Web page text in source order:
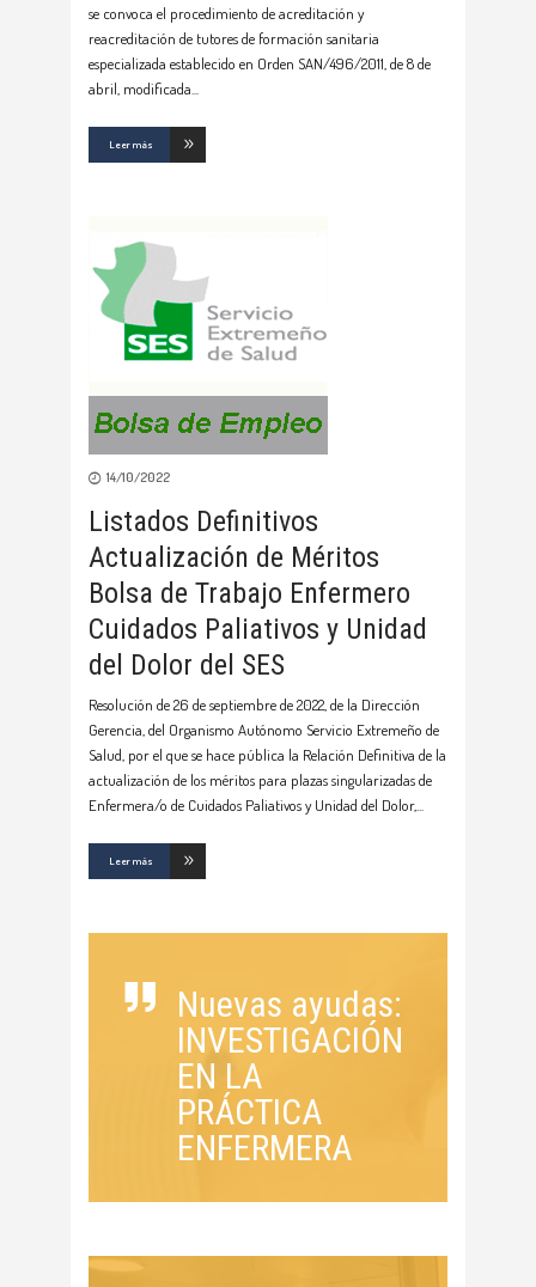
se convoca el procedimiento de acreditación y
reacreditación de tutores de formación sanitaria
especializada establecido en Orden SAN/496/2011, de 8 de
abril, modificada
Leer más
14/10/2022
Listados Definitivos
Actualización de Méritos
Bolsa de Trabajo Enfermero
Cuidados Paliativos y Unidad
del Dolor del SES
Resolución de 26 de septiembre de 2022, de la Dirección
Gerencia, del Organismo Autónomo Servicio Extremeño de
Salud, por el que se hace pública la Relación Definitiva de la
actualización de los méritos para plazas singularizadas de
Enfermera/o de Cuidados Paliativos y Unidad del Dolor,
Leer más
Nuevas ayudas:
INVESTIGACIÓN
EN LA
PRÁCTICA
ENFERMERA